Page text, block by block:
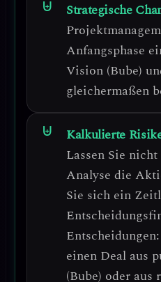
Strategische
Anfangsphase
Vision (Bube)
gleichermaßen
Kalkulierte
Lassen Sie
Analyse die
Sie sich ein
Entscheidungen
einen Deal aus
(Bube) oder